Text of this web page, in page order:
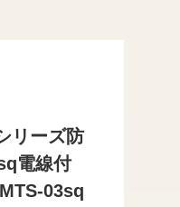
リーズ防
電線付
03sq